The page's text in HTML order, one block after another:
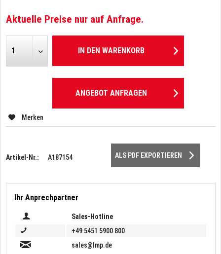
Aktuelle Preise nur auf Anfrage.
IN DEN WARENKORB
ANGEBOT ANFRAGEN
Merken
Artikel-Nr.: A187154 ALS PDF EXPORTIEREN
Ihr Anprechpartner
Sales-Hotline
+49 5451 5900 800
sales@lmp.de